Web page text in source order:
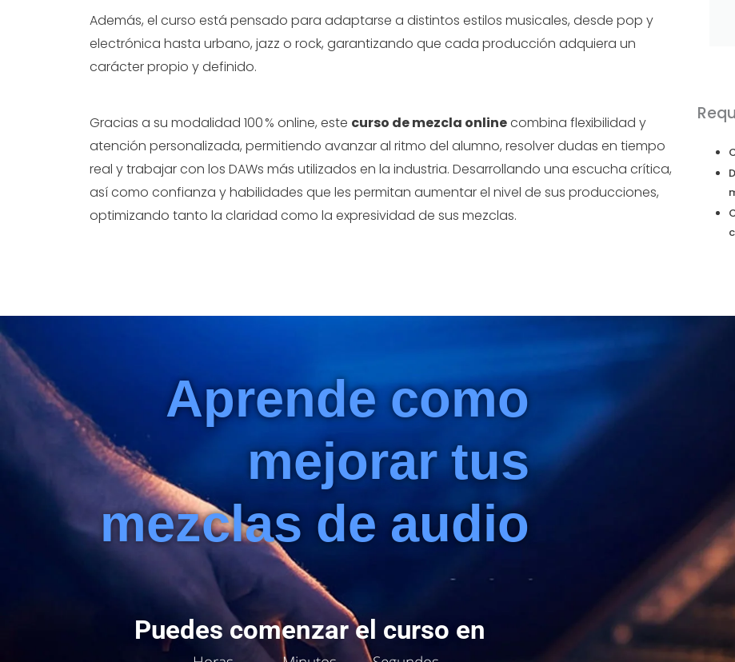
Además, el curso está pensado para adaptarse a distintos estilos musicales, desde pop y
electrónica hasta urbano, jazz o rock, garantizando que cada producción adquiera un
carácter propio y definido.
Gracias a su modalidad 100 % online, este curso de mezcla onlinecombina flexibilidad y
atención personalizada, permitiendo avanzar al ritmo del alumno, resolver dudas en tiempo
real y trabajar con los DAWs más utilizados en la industria. Desarrollando una escucha crítica,
así como confianza y habilidades que les permitan aumentar el nivel de sus producciones,
optimizando tanto la claridad como la expresividad de sus mezclas.
Aprende como
mejorar tus
mezclas de audio
Puedes comenzar el curso en